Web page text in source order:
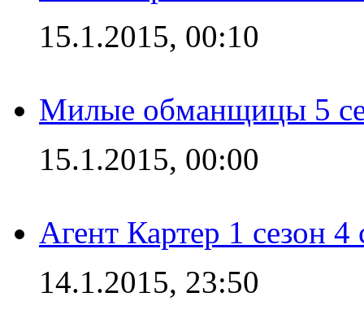
15.1.2015, 00:10
Милые обманщицы 5
15.1.2015, 00:00
Агент Картер 1 сезон 4
14.1.2015, 23:50